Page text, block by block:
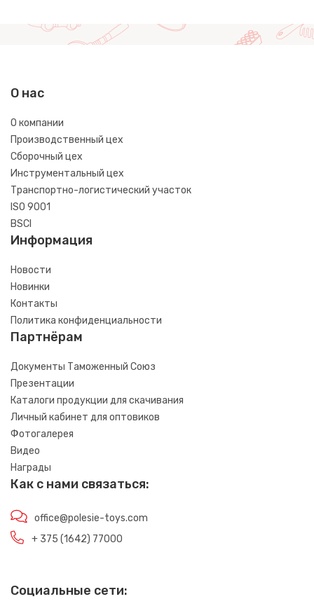
О нас
О компании
Производственный цех
Сборочный цех
Инструментальный цех
Транспортно-логистический участок
ISO 9001
BSCI
Информация
Новости
Новинки
Контакты
Политика конфиденциальности
Партнёрам
Документы Таможенный Союз
Презентации
Каталоги продукции для скачивания
Личный кабинет для оптовиков
Фотогалерея
Видео
Награды
Как с нами связаться:
office@polesie-toys.com
+ 375 (1642) 77000
Социальные сети: